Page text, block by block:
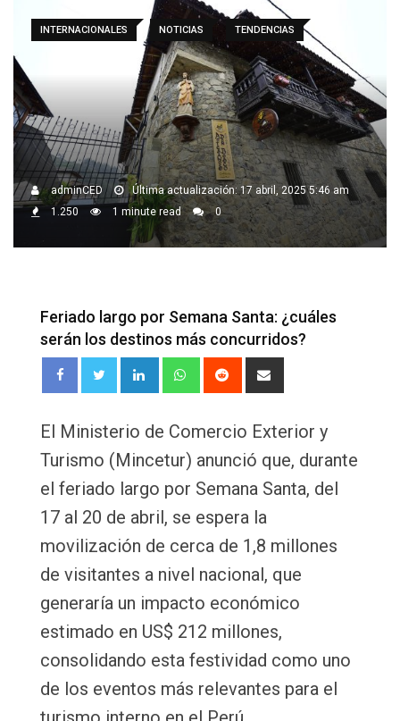
INTERNACIONALES NOTICIAS TENDENCIAS
adminCED
Última actualización: 17 abril, 2025 5:46 am
1.250
1 minute read 0
Feriado largo por Semana Santa: ¿cuáles
serán los destinos más concurridos?
LinkedInWhatsapp
Reddit
via
El Ministerio de Comercio Exterior y
Turismo (Mincetur) anunció que, durante
el feriado largo por Semana Santa, del
17 al 20 de abril, se espera la
movilización de cerca de 1,8 millones
de visitantes a nivel nacional, que
generaría un impacto económico
estimado en US$ 212 millones,
consolidando esta festividad como uno
de los eventos más relevantes para el